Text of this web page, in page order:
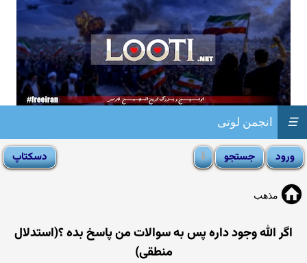
انجمن لوتی ☰
مذهب
اگر الله وجود داره پس به سوالات من پاسخ بده ؟(استدلال
منطقی)